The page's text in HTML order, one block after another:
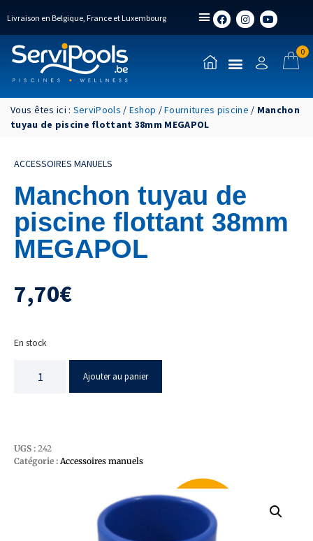
Livraison en Belgique, France et Luxembourg
0
Vous êtes ici : ServiPools / Eshop /Fournitures piscine / Manchon
tuyau de piscine flottant 38mm MEGAPOL
ACCESSOIRES MANUELS
Manchon tuyau de
piscine flottant 38mm
MEGAPOL
7,70€
En stock
Ajouter au panier
UGS : 242
Catégorie : Accessoires manuels